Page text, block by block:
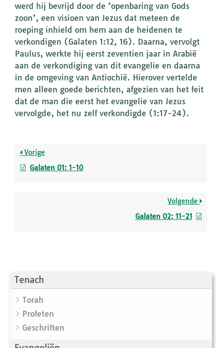
Tenach
Torah
Profeten
Geschriften
werd hij bevrijd door de ‘openbaring van Gods
zoon’, een visioen van Jezus dat meteen de
roeping inhield om hem aan de heidenen te
verkondigen (Galaten 1:12, 16). Daarna, vervolgt
Paulus, werkte hij eerst zeventien jaar in Arabië
aan de verkondiging van dit evangelie en daarna
in de omgeving van Antiochië. Hierover vertelde
men alleen goede berichten, afgezien van het feit
dat de man die eerst het evangelie van Jezus
vervolgde, het nu zelf verkondigde (1:17-24).
Vorige
Galaten 01: 1-10
Volgende
Galaten 02: 11-21